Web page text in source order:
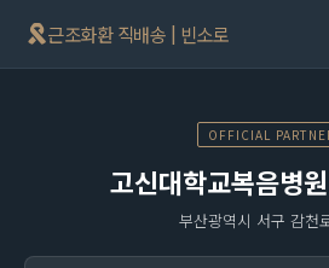
근조화환 직배송 | 빈소로
OFFICIAL
고신대학교복음병
부산광역시 서구 감천